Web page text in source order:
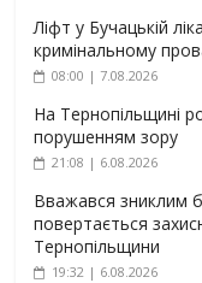
Ліфт у Бучацькій
кримінальному
08:00 | 7.08.2026
На Тернопільщині
порушенням зору
21:08 | 6.08.2026
Вважався зниклим
повертається
Тернопільщини
19:32 | 6.08.2026